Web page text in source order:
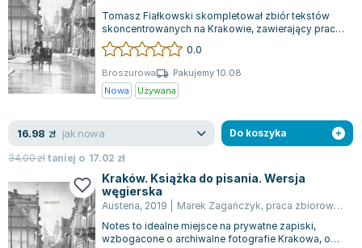
Katarzyna Miller
Antoine de Saint Exupery
Lew Tołstoj
Mark Twain
Marcin Meller
ks. Piotr Pawlukiewicz
Jarosław Sokołowski
Piotr Latocha
Michael Scott
Piotr Semka
Jarosław Iwaszkiewicz
Tomasz Fiałkowski skompletował zbiór tekstów
skoncentrowanych na Krakowie, zawierający prace
takich autorów jak K.I. Gałczyński, J...
0.0
Broszurowa
Pakujemy 10.08
Nowa
Używana
16.98 zł jak nowa
34.00złtaniej o 17.02 zł
Do koszyka
Kraków. Książka do pisania. Wersja
węgierska
Austeria, 2019 Marek Zagańczyk, praca zbiorowa ,
Notes to idealne miejsce na prywatne zapiski,
wzbogacone o archiwalne fotografie Krakowa, od